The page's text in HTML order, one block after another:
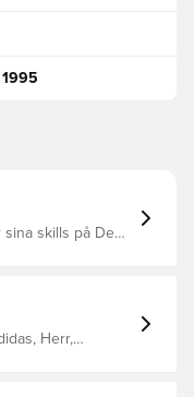
sina skills på De
och mjukt
när du ger
Herr,